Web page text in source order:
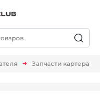
Запчасти картера